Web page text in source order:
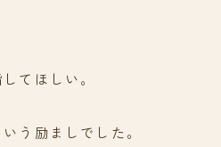
てほしい。
う励ましでした。